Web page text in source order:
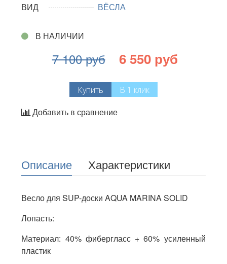
ВИД
ВЁСЛА
В НАЛИЧИИ
7 100 руб 6 550 руб
Купить В 1 клик
Добавить в сравнение
Описание Характеристики
Весло для SUP-доски AQUA MARINA SOLID
Лопасть:
Материал: 40% фибергласс + 60% усиленный
пластик